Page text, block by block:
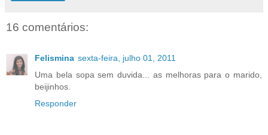
16 comentários:
Felismina sexta-feira, julho 01, 2011
Uma bela sopa sem duvida... as melhoras para o marido,
beijinhos.
Responder